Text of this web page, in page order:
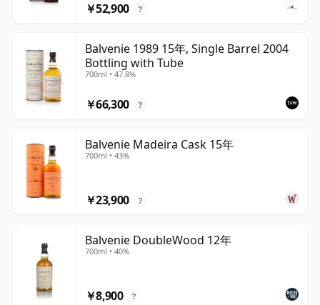
￥52,900 ?
Balvenie 1989 15年, Single Barrel 2004
Bottling with Tube
700ml • 47.8%
￥66,300 ?
Balvenie Madeira Cask 15年
700ml • 43%
￥23,900 ?
Balvenie DoubleWood 12年
700ml • 40%
￥8,900 ?